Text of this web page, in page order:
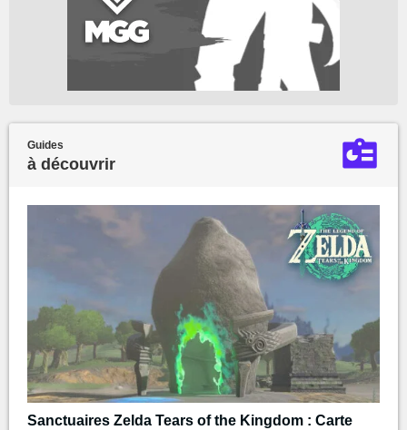
Guides
à découvrir
Sanctuaires Zelda Tears of the Kingdom : Carte